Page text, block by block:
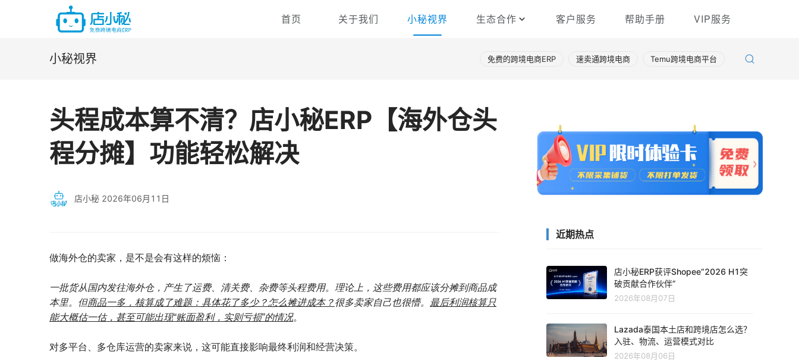
首页 关于我们 小秘视界 生态合作 客户服务 帮助手册 VIP服务
小秘视界 免费的跨境电商ERP 速卖通跨境电商 Temu跨境电商平台
头程成本算不清？店小秘ERP【海外仓头
程分摊】功能轻松解决
店小秘 2026年06月11日
做海外仓的卖家，是不是会有这样的烦恼：
一批货从国内发往海外仓，产生了运费、清关费、杂费等头程费用。理论上，这些费用都应该分摊到商品成
本里。但商品一多，核算成了难题：具体花了多少？怎么摊进成本？很多卖家自己也很懵。
最后利润核算只
能大概估一估，甚至可能出现“账面盈利，实则亏损”的情况。
对多平台、多仓库运营的卖家来说，这可能直接影响最终利润和经营决策。
近期热点
店小秘ERP获评Shopee“2026 H1突
破贡献合作伙伴”
2026年08月07日
Lazada泰国本土店和跨境店怎么选？
入驻、物流、运营模式对比
2026年08月06日